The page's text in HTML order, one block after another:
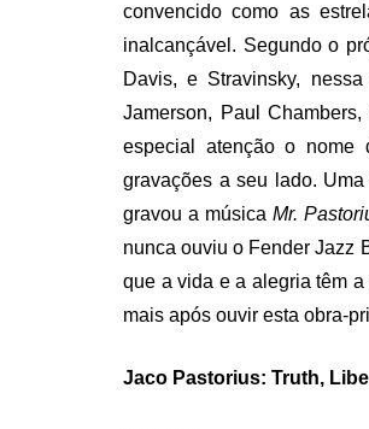
convencido como as
inalcançável. Segundo o
Davis, e Stravinsky,
Jamerson, Paul
especial atenção o nome
gravações a seu lado.
gravou a música Mr.
nunca ouviu o Fender Jazz
que a vida e a alegria têm
mais após ouvir esta obra-
Jaco Pastorius: Truth,